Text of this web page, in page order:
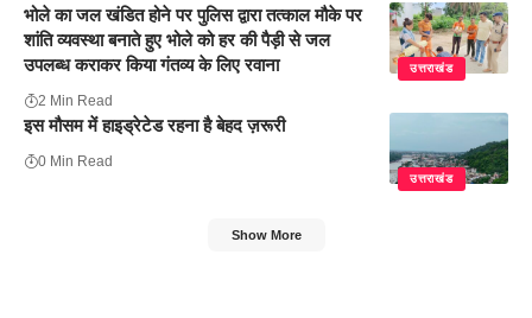
उत्तराखंड
भोले का जल खंडित होने पर पुलिस द्वारा तत्काल मौके पर
शांति व्यवस्था बनाते हुए भोले को हर की पैड़ी से जल
उपलब्ध कराकर किया गंतव्य के लिए रवाना
2 Min Read
उत्तराखंड
इस मौसम में हाइड्रेटेड रहना है बेहद ज़रूरी
0 Min Read
Show More